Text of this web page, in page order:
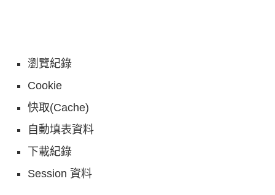
瀏覽紀錄
Cookie
快取(Cache)
自動填表資料
下載紀錄
Session 資料